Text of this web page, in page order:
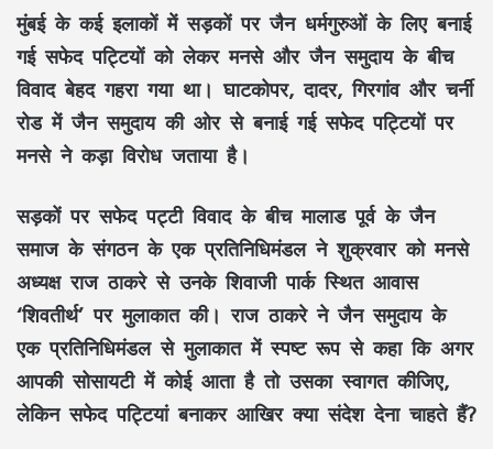
मुंबई के कई इलाकों में सड़कों पर जैन धर्मगुरुओं के लिए बनाई
गई सफेद पट्टियों को लेकर मनसे और जैन समुदाय के बीच
विवाद बेहद गहरा गया था। घाटकोपर, दादर, गिरगांव और चर्नी
रोड में जैन समुदाय की ओर से बनाई गई सफेद पट्टियों पर
मनसे ने कड़ा विरोध जताया है।
सड़कों पर सफेद पट्टी विवाद के बीच मालाड पूर्व के जैन
समाज के संगठन के एक प्रतिनिधिमंडल ने शुक्रवार को मनसे
अध्यक्ष राज ठाकरे से उनके शिवाजी पार्क स्थित आवास
‘शिवतीर्थ’ पर मुलाकात की। राज ठाकरे ने जैन समुदाय के
एक प्रतिनिधिमंडल से मुलाकात में स्पष्ट रूप से कहा कि अगर
आपकी सोसायटी में कोई आता है तो उसका स्वागत कीजिए,
लेकिन सफेद पट्टियां बनाकर आखिर क्या संदेश देना चाहते हैं?